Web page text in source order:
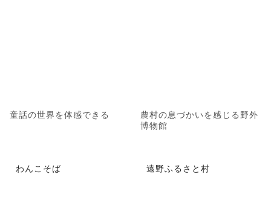
童話の世界を体感できる
農村の息づかいを感じる野外
博物館
わんこそば 遠野ふるさと村